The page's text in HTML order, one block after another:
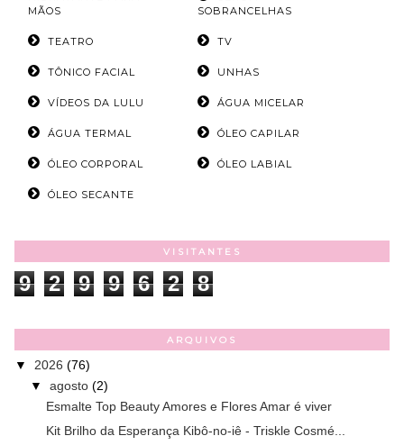
MÃOS
SOBRANCELHAS
TEATRO TV
TÔNICO FACIAL UNHAS
VÍDEOS DA LULU ÁGUA MICELAR
ÁGUA TERMAL ÓLEO CAPILAR
ÓLEO CORPORAL ÓLEO LABIAL
ÓLEO SECANTE
VISITANTES
9 2 9 9 6 2 8
ARQUIVOS
▼ 2026 (76)
▼ agosto (2)
Esmalte Top Beauty Amores e Flores Amar é viver
Kit Brilho da Esperança Kibô-no-iê - Triskle Cosmé...